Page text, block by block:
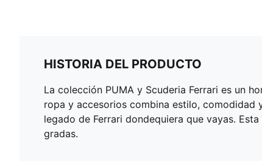
HISTORIA DEL PRODUCTO
La colección PUMA y Scuderia Ferrari es un
ropa y accesorios combina estilo, comodidad
legado de Ferrari dondequiera que vayas.
gradas.